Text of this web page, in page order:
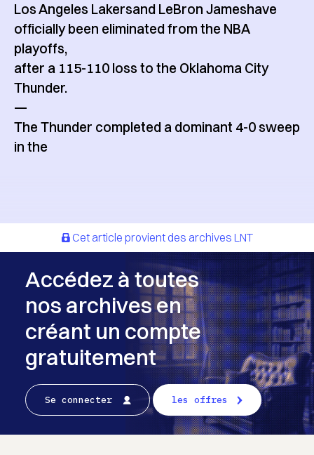
Los Angeles Lakersand LeBron Jameshave
officially been eliminated from the NBA
playoffs,
after a 115-110 loss to the Oklahoma City
Thunder.
—
The Thunder completed a dominant 4-0 sweep
in the
Cet article provient des archives LNT
Accédez à toutes
nos archives en
créant un compte
gratuitement
Se connecter les offres